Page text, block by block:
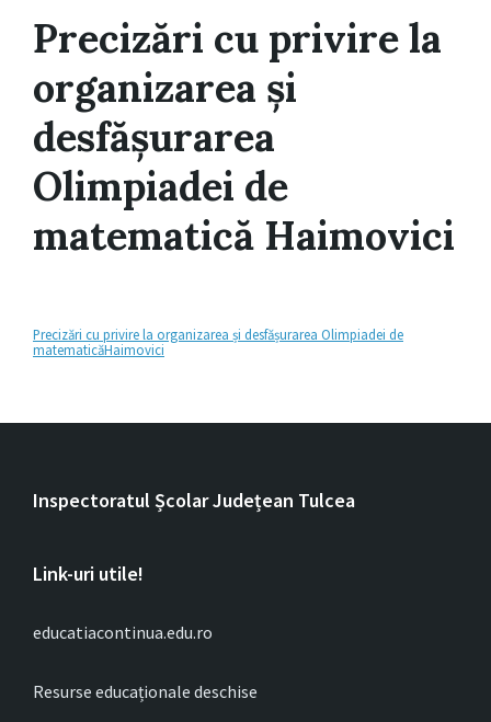
Precizări cu privire la
organizarea și
desfășurarea
Olimpiadei de
matematică Haimovici
Precizări cu privire la organizarea și desfășurarea Olimpiadei de
matematicăHaimovici
Inspectoratul Școlar Județean Tulcea
Link-uri utile!
educatiacontinua.edu.ro
Resurse educaționale deschise